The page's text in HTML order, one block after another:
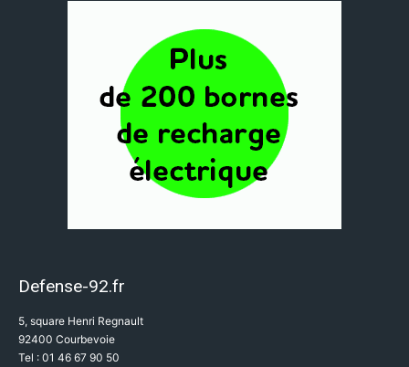
Defense-92.fr
5, square Henri Regnault
92400 Courbevoie
Tel : 01 46 67 90 50